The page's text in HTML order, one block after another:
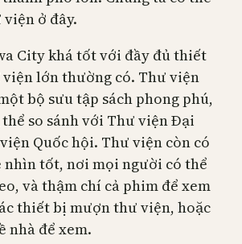
ở đây.
City khá tốt với đầy đủ thiết
lớn thường có. Thư viện
bộ sưu tập sách phong phú,
so sánh với Thư viện Đại
Quốc hội. Thư viện còn có
nhìn tốt, nơi mọi người có thể
và thậm chí cả phim để xem
thiết bị mượn thư viện, hoặc
nhà để xem.